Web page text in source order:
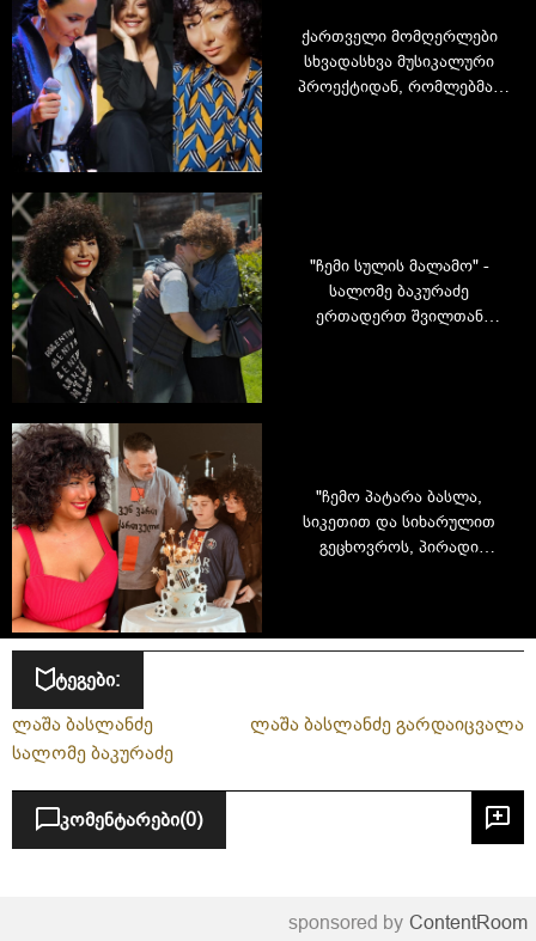
ქართველი მომღერლები
სხვადასხვა მუსიკალური
პროექტიდან, რომლებმაც
"ჩემი სულის მალამო" -
სალომე ბაკურაძე
ერთადერთ შვილთან
"ჩემო პატარა ბასლა,
სიკეთით და სიხარულით
გეცხოვროს, პირადი
აღნიშნავს
ტეგები:
ლაშა ბასლანძე
ლაშა ბასლანძე გარდაიცვალა
სალომე ბაკურაძე
კომენტარები(0)
sponsored by ContentRoom